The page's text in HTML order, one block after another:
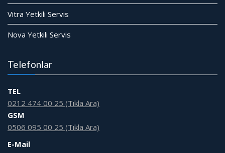
Vitra Yetkili Servis
Nova Yetkili Servis
Telefonlar
TEL
0212 474 00 25 (Tıkla Ara)
GSM
0506 095 00 25 (Tıkla Ara)
E-Mail